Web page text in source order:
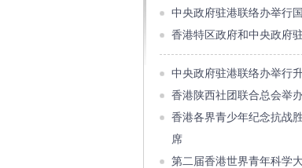
中央政府驻港联络办举行
香港特区政府和中央政府
中央政府驻港联络办举行
香港陕西社团联合总会举
香港各界青少年纪念抗战
席
第二届香港世界青年科学